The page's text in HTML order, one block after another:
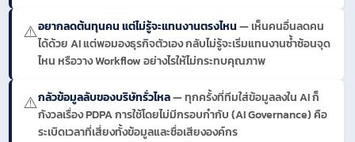
⚠️อยากลดต้นทุนคน แต่ไม่รู้จะแทนงานตรงไหน — เห็นคนอื่นลดคน
ได้ด้วย AI แต่พอมองธุรกิจตัวเอง กลับไม่รู้จะเริ่มแทนงานซ้ำซ้อนจุด
ไหน หรือวาง Workflow อย่างไรให้ไม่กระทบคุณภาพ
⚠️กลัวข้อมูลลับของบริษัทรั่วไหล— ทุกครั้งที่ทีมใส่ข้อมูลลงใน AI ก็
กังวลเรื่อง PDPA การใช้โดยไม่มีกรอบกำกับ (AI Governance) คือ
ระเบิดเวลาที่เสี่ยงทั้งข้อมูลและชื่อเสียงองค์กร